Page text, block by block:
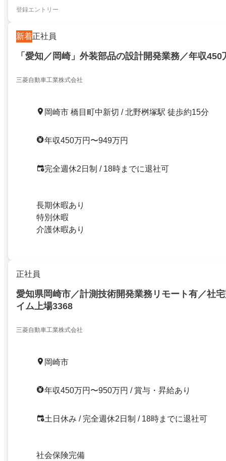
登録エントリー
新着正社員
「愛知／岡崎」外装部品の設計開発業務／年収
三菱自動車工業株式会社
岡崎市 橋目町中新切 / 北野桝塚駅 徒歩約15分
年収450万円〜949万円
完全週休2日制 / 18時までに退社可
長期休暇あり
特別休暇
介護休暇あり
正社員
愛知県岡崎市／計測技術開発業務リモート有／社
イム上場3368
三菱自動車工業株式会社
岡崎市
年収450万円〜950万円 / 賞与・昇給あり
土日休み / 完全週休2日制 / 18時までに退社可
社会保険完備